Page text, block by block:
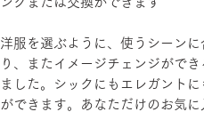
洋服を選ぶように、使うシーン
り、またイメージチェンジがで
ました。シックにもエレガント
ができます。あなただけのお気